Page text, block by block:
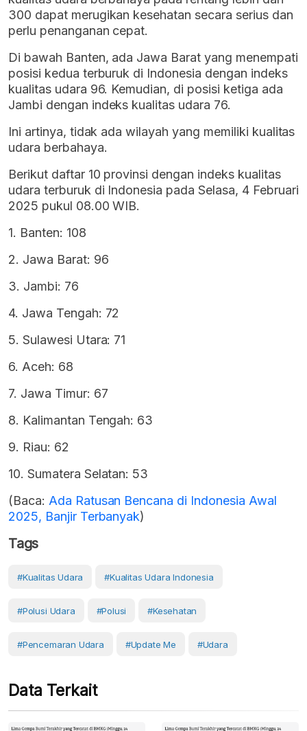
300 dapat merugikan kesehatan secara serius dan
perlu penanganan cepat.
Di bawah Banten, ada Jawa Barat yang menempati
posisi kedua terburuk di Indonesia dengan indeks
kualitas udara 96. Kemudian, di posisi ketiga ada
Jambi dengan indeks kualitas udara 76.
Ini artinya, tidak ada wilayah yang memiliki kualitas
udara berbahaya.
Berikut daftar 10 provinsi dengan indeks kualitas
udara terburuk di Indonesia pada Selasa, 4 Februari
2025 pukul 08.00 WIB.
1. Banten: 108
2. Jawa Barat: 96
3. Jambi: 76
4. Jawa Tengah: 72
5. Sulawesi Utara: 71
6. Aceh: 68
7. Jawa Timur: 67
8. Kalimantan Tengah: 63
9. Riau: 62
10. Sumatera Selatan: 53
(Baca: Ada Ratusan Bencana di Indonesia Awal
2025, Banjir Terbanyak)
Tags
#kualitas Udara #Kualitas Udara Indonesia
#Polusi Udara #Polusi #Kesehatan
#pencemaran Udara #Update Me #Udara
Data Terkait